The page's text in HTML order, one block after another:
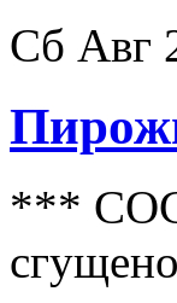
Сб Авг
***